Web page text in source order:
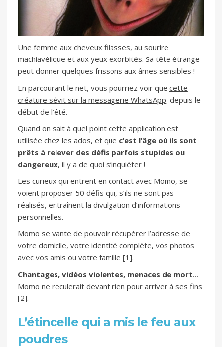
Une femme aux cheveux filasses, au sourire
machiavélique et aux yeux exorbités. Sa tête étrange
peut donner quelques frissons aux âmes sensibles !
En parcourant le net, vous pourriez voir que cette
créature sévit sur la messagerie WhatsApp, depuis le
début de l’été.
Quand on sait à quel point cette application est
utilisée chez les ados, et que c’est l’âge où ils sont
prêts à relever des défis parfois stupides ou
dangereux, il y a de quoi s’inquiéter !
Les curieux qui entrent en contact avec Momo, se
voient proposer 50 défis qui, s’ils ne sont pas
réalisés, entraînent la divulgation d’informations
personnelles.
Momo se vante de pouvoir récupérer l’adresse de
votre domicile, votre identité complète, vos photos
avec vos amis ou votre famille [1].
Chantages, vidéos violentes, menaces de mort…
Momo ne reculerait devant rien pour arriver à ses fins
[2].
L’étincelle qui a mis le feu aux
poudres